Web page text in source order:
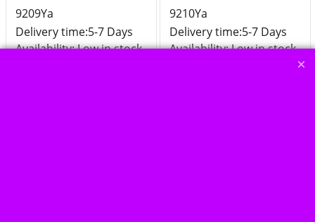
9209Ya
Delivery time:5-7 Days
Availability: Low in stock
9210Ya
Delivery time:5-7 Days
Availability: Low in stock